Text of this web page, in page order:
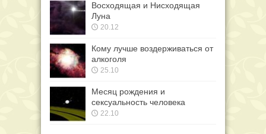
Восходящая и Нисходящая
Луна
20.12
Кому лучше воздерживаться от
алкоголя
25.10
Месяц рождения и
сексуальность человека
22.10